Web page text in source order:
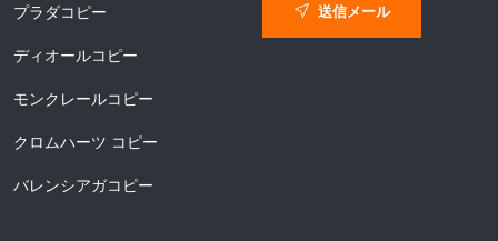
プラダコピー
ディオールコピー
モンクレールコピー
クロムハーツ コピー
バレンシアガコピー
送信メール